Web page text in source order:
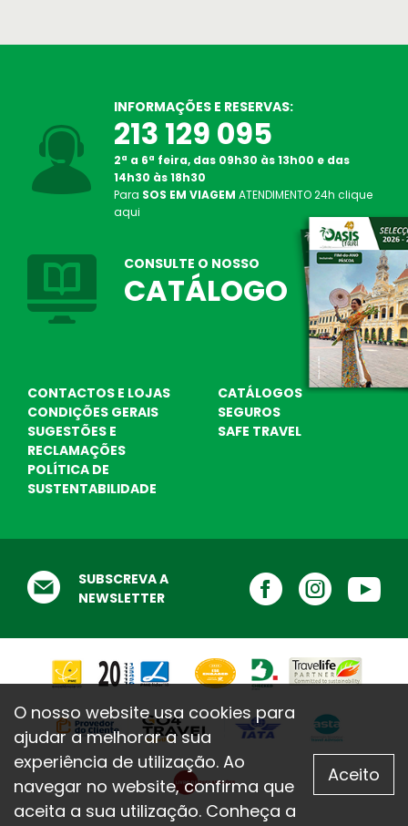
SOS Atendimento 24 Horas
Oasis Corporate
Empresas e viagens de incentivo
Testemunhos
O que dizem de nós
INFORMAÇÕES E RESERVAS:
213 129 095
2ª a 6ª feira, das 09h30 às 13h00 e das
14h30 às 18h30
Para SOS EM VIAGEM ATENDIMENTO24h clique
aqui
CONSULTE O NOSSO
CATÁLOGO
CONTACTOS E LOJAS
CATÁLOGOS
CONDIÇÕES GERAIS
SEGUROS
SUGESTÕES E
RECLAMAÇÕES
SAFE TRAVEL
POLÍTICA DE
SUSTENTABILIDADE
SUBSCREVA A
NEWSLETTER
O nosso website usa cookies para
ajudar a melhorar a sua
experiência de utilização. Ao
navegar no website, confirma que
aceita a sua utilização. Conheça a
Aceito